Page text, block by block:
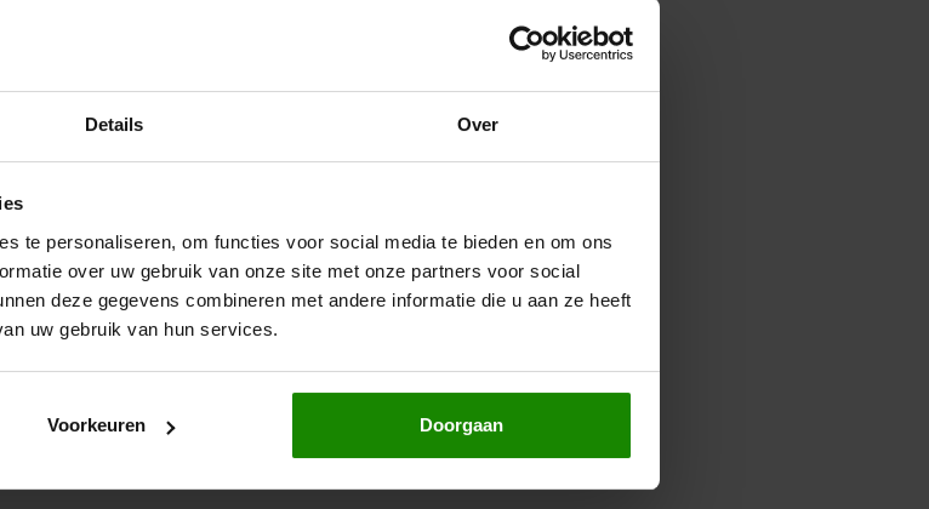
Details Over
te personaliseren, om functies voor social media te bieden en om ons
over uw gebruik van onze site met onze partners voor social
deze gegevens combineren met andere informatie die u aan ze heeft
uw gebruik van hun services.
Voorkeuren Doorgaan
om af te bakken wanneer jij